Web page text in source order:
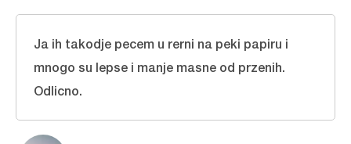
Ja ih takodje pecem u rerni na peki papiru i
mnogo su lepse i manje masne od przenih.
Odlicno.